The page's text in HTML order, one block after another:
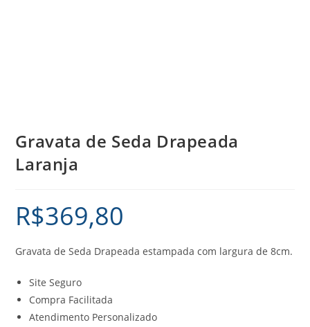
Gravata de Seda Drapeada
Laranja
R$369,80
Gravata de Seda Drapeada estampada com largura de 8cm.
Site Seguro
Compra Facilitada
Atendimento Personalizado